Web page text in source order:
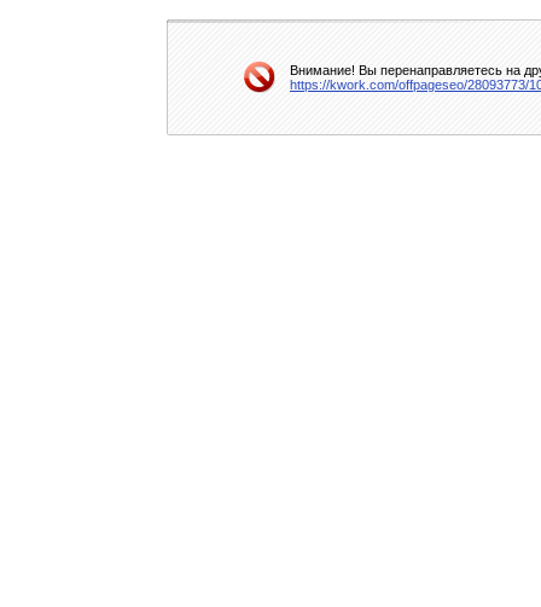
Внимание! Вы перенаправляетесь на
https://kwork.com/offpageseo/28093773/